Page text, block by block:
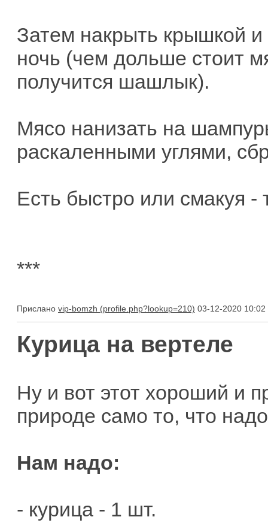
Затем накрыть крышкой
ночь (чем дольше стоит
получится шашлык).
Мясо нанизать на
раскаленными углями,
Есть быстро или смакуя -
***
Прислано vip-bomzh 03-12-2020 10:02
Курица на вертеле
Ну и вот этот хороший и
природе само то, что
Нам надо:
- курица - 1 шт.